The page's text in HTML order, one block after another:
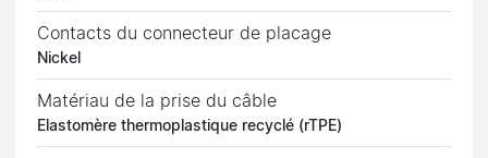
Contacts du connecteur de placage
Nickel
Matériau de la prise du câble
Elastomère thermoplastique recyclé (rTPE)